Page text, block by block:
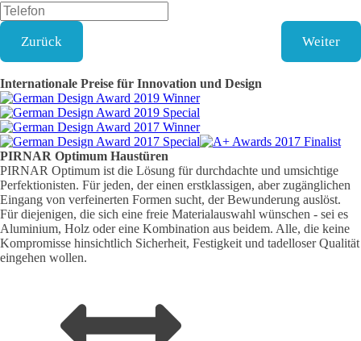
Zurück Weiter
Internationale Preise für Innovation und Design
PIRNAR Optimum Haustüren
PIRNAR Optimum ist die Lösung für durchdachte und umsichtige
Perfektionisten. Für jeden, der einen erstklassigen, aber zugänglichen
Eingang von verfeinerten Formen sucht, der Bewunderung auslöst.
Für diejenigen, die sich eine freie Materialauswahl wünschen - sei es
Aluminium, Holz oder eine Kombination aus beidem. Alle, die keine
Kompromisse hinsichtlich Sicherheit, Festigkeit und tadelloser Qualität
eingehen wollen.